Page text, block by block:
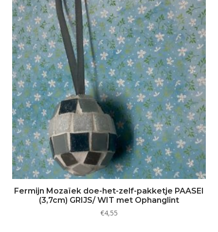
Fermijn Mozaïek doe-het-zelf-pakketje PAASEI
(3,7cm) GRIJS/ WIT met Ophanglint
€4,55